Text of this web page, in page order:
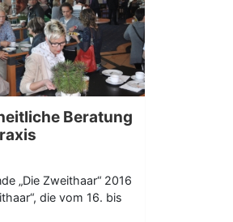
Beratung
„Die Zweithaar“ 2016
die vom 16. bis